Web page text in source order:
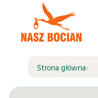
Strona główna